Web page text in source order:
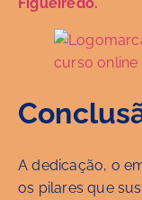
A dedicação, o
os pilares que